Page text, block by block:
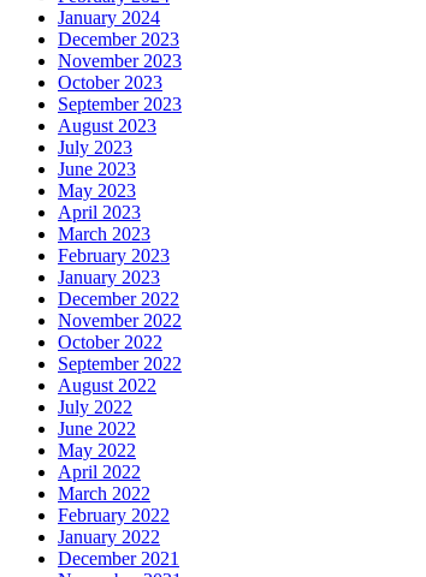
January 2024
December 2023
November 2023
October 2023
September 2023
August 2023
July 2023
June 2023
May 2023
April 2023
March 2023
February 2023
January 2023
December 2022
November 2022
October 2022
September 2022
August 2022
July 2022
June 2022
May 2022
April 2022
March 2022
February 2022
January 2022
December 2021